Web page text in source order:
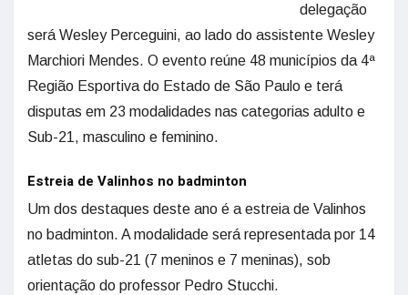
delegação
será Wesley Perceguini, ao lado do assistente Wesley
Marchiori Mendes. O evento reúne 48 municípios da 4ª
Região Esportiva do Estado de São Paulo e terá
disputas em 23 modalidades nas categorias adulto e
Sub-21, masculino e feminino.
Estreia de Valinhos no badminton
Um dos destaques deste ano é a estreia de Valinhos
no badminton. A modalidade será representada por 14
atletas do sub-21 (7 meninos e 7 meninas), sob
orientação do professor Pedro Stucchi.